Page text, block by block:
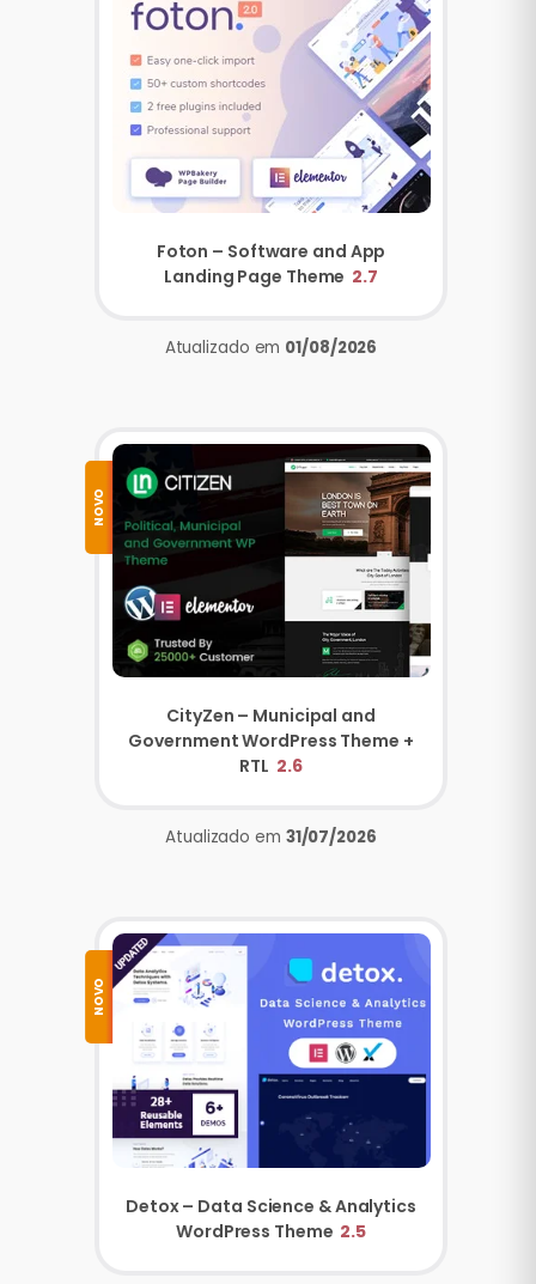
Foton – Software and App
Landing Page Theme 2.7
Atualizado em 01/08/2026
NOVO
CityZen – Municipal and
Government WordPress Theme +
RTL 2.6
Atualizado em 31/07/2026
NOVO
Detox – Data Science & Analytics
WordPress Theme 2.5